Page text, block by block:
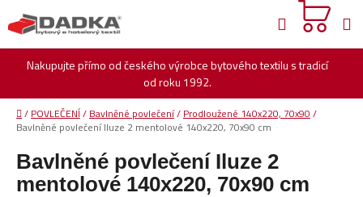
na
obsah
Nakupujte přímo od českého výrobce bytového textilu s tradicí
od roku 1992.
Hledat
Domů
/ POVLEČENÍ/ Bavlněné povlečení/ Prodloužené 140x220, 70x90 /
Bavlněné povlečení Iluze 2 mentolové 140x220, 70x90 cm
Bavlněné povlečení Iluze 2
mentolové 140x220, 70x90 cm